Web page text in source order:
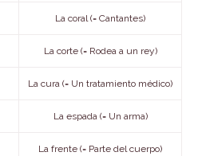
La coral (= Cantantes)
La corte (= Rodea a un rey)
La cura (= Un tratamiento médico)
La espada (= Un arma)
La frente (= Parte del cuerpo)